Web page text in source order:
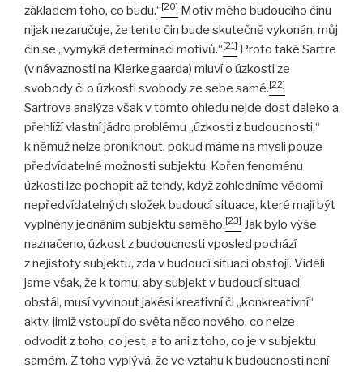
základem toho, co budu.“[20] Motiv mého budoucího činu
nijak nezaručuje, že tento čin bude skutečně vykonán, můj
čin se „vymyká determinaci motivů.“[21] Proto také Sartre
(v návaznosti na Kierkegaarda) mluví o úzkosti ze
svobody či o úzkosti svobody ze sebe samé.[22]
Sartrova analýza však v tomto ohledu nejde dost daleko a
přehlíží vlastní jádro problému „úzkosti z budoucnosti,“
k němuž nelze proniknout, pokud máme na mysli pouze
předvídatelné možnosti subjektu. Kořen fenoménu
úzkosti lze pochopit až tehdy, když zohledníme vědomí
nepředvídatelných složek budoucí situace, které mají být
vyplněny jednáním subjektu samého.[23] Jak bylo výše
naznačeno, úzkost z budoucnosti vposled pochází
z nejistoty subjektu, zda v budoucí situaci obstojí. Viděli
jsme však, že k tomu, aby subjekt v budoucí situaci
obstál, musí vyvinout jakési kreativní či „konkreativní“
akty, jimiž vstoupí do světa něco nového, co nelze
odvodit z toho, co jest, a to ani z toho, co je v subjektu
samém. Z toho vyplývá, že ve vztahu k budoucnosti není